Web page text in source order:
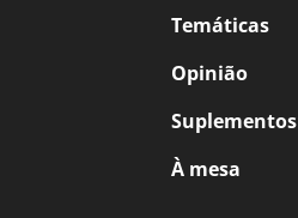
Temáticas
Opinião
Suplementos
À mesa